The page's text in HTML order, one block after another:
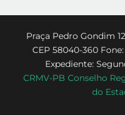
Praça Pedro Gondim
CEP 58040-360
Expediente:
CRMV-PB Conselho
do